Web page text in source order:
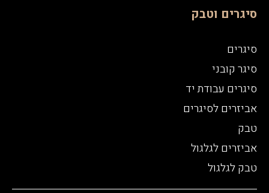
סיגרים וטבק
סיגרים
סיגר קובני
סיגרים עבודת יד
אביזרים לסיגרים
טבק
אביזרים לגלגול
טבק לגלגול